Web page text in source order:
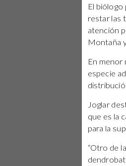
El
restar las
atención
Montaña
En menor
especie
Joglar
que es la
para la
“Otro de